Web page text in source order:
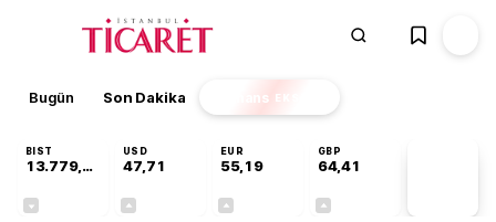
Bugün Son Dakika Finans EKSTRA
BIST
13.779,39
USD
47,71
EUR
55,19
GBP
64,41